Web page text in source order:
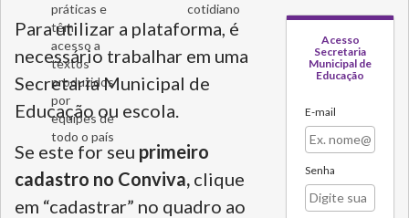
práticas e
têm
acesso a
textos
produzidos
por
equipes de
todo o país
cotidiano
Para utilizar a plataforma, é
necessário trabalhar em uma
Secretaria Municipal de
Educação ou escola.
Se este for seu primeiro
cadastro no Conviva, clique
em “cadastrar” no quadro ao
Acesso
Secretaria
Municipal de
Educação
E-mail
Senha